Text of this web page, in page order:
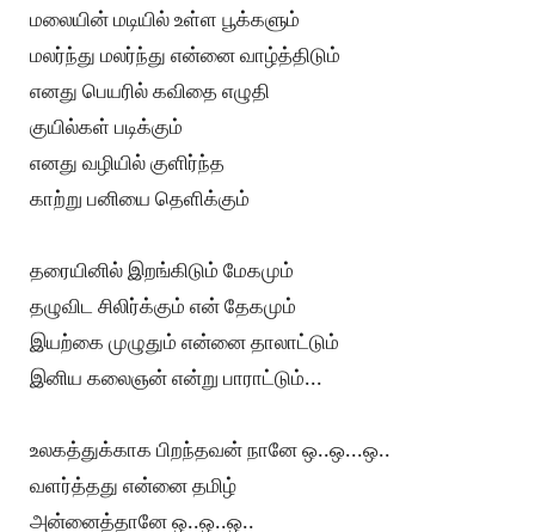
மலையின் மடியில் உள்ள பூக்களும்
மலர்ந்து மலர்ந்து என்னை வாழ்த்திடும்
எனது பெயரில் கவிதை எழுதி
குயில்கள் படிக்கும்
எனது வழியில் குளிர்ந்த
காற்று பனியை தெளிக்கும்
தரையினில் இறங்கிடும் மேகமும்
தழுவிட சிலிர்க்கும் என் தேகமும்
இயற்கை முழுதும் என்னை தாலாட்டும்
இனிய கலைஞன் என்று பாராட்டும்...
உலகத்துக்காக பிறந்தவன் நானே ஒ..ஒ...ஒ..
வளர்த்தது என்னை தமிழ்
அன்னைத்தானே ஒ..ஒ..ஒ..